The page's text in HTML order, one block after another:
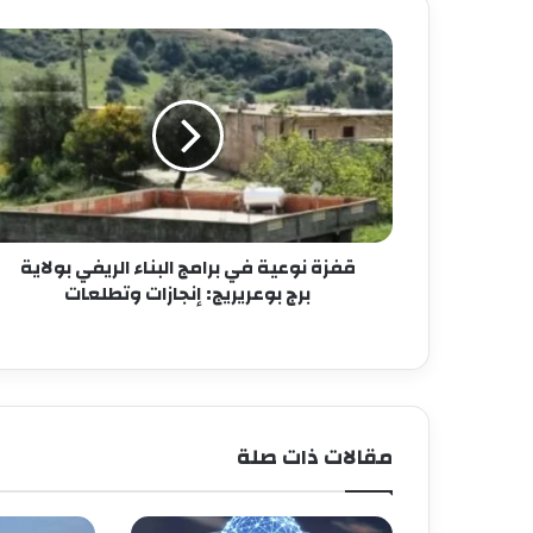
قفزة نوعية في برامج البناء الريفي بولاية
برج بوعريريج: إنجازات وتطلعات
مقالات ذات صلة